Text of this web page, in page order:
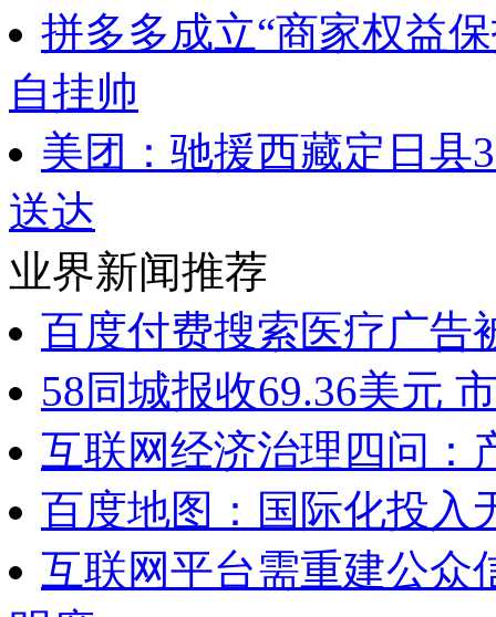
拼多多成立“商家权益
自挂帅
美团：驰援西藏定日县
送达
业界新闻推荐
百度付费搜索医疗广告
58同城报收69.36美元
互联网经济治理四问：
百度地图：国际化投入
互联网平台需重建公众